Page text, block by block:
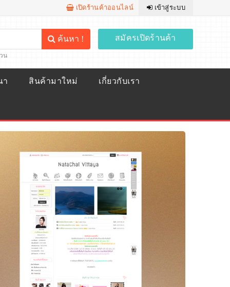
เปิดร้านค้าออนไลน์ เข้าสู่ระบบ
ค้นหา !
น
สมัครเปิดร้านค้า
า สินค้ามาใหม่ เกี่ยวกับเรา